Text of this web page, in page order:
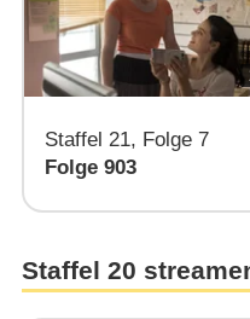
Staffel 21, Folge 7
Folge 903
Staffel 20